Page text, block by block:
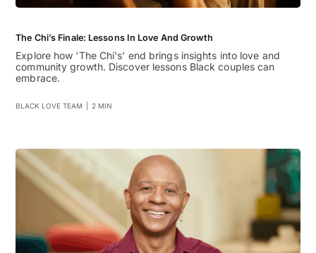
The Chi’s Finale: Lessons In Love And Growth
Explore how 'The Chi's' end brings insights into love and
community growth. Discover lessons Black couples can
embrace.
BLACK LOVE TEAM 2 MIN